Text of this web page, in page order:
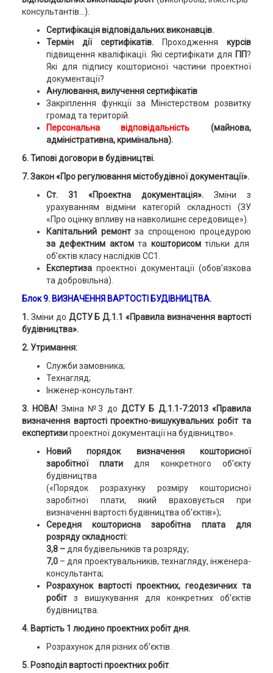
консультантів...).
Сертифікація відповідальних виконавців.
Термін дії сертифікатів.Проходженнякурсів
підвищення кваліфікації. Які сертифікати для ГІП?
Які для підпису кошторисної частини проектної
документації?
Анулювання, вилучення сертифікатів
Закріплення функції за Міністерством розвитку
громад та територій.
Персональна відповідальність (майнова,
адміністративна, кримінальна).
6.Типові договори в будівництві.
7. Закон «Про регулювання містобудівної документації».
Ст. 31 «Проектна документація». Зміни з
урахуванням відміни категорій складності (ЗУ
«Про оцінку впливу на навколишнє середовище»).
Капітальний ремонтза спрощеною процедурою
за дефектним актомта кошторисомтільки для
об’єктів класу наслідків СС1.
Експертиза проектної документації (обов’язкова
та добровільна).
Блок 9. ВИЗНАЧЕННЯ ВАРТОСТІ БУДІВНИЦТВА.
1. Зміни до ДСТУ Б Д.1.1 «Правила визначення вартості
будівництва».
2. Утримання:
Служби замовника;
Технагляд;
Інженер-консультант.
3. НОВА! Зміна №3 доДСТУ Б Д.1.1-7:2013 «Правила
визначення вартості проектно-вишукувальних робіт та
експертизипроектної документації на будівництво».
Новий порядок визначення кошторисної
заробітної плати для конкретного об’єкту
будівництва
(«Порядок розрахунку розміру кошторисної
заробітної плати, який враховується при
визначенні вартості будівництва об’єктів»);
Середня кошторисна заробітна плата для
розряду складності:
3,8 –для будівельників та розряду;
7,0– для проектувальників, технагляду, інженера-
консультанта;
Розрахунок вартості проектних, геодезичних та
робіт з вишукування для конкретних об’єктів
будівництва.
4. Вартість 1 людино проектних робітдня.
Розрахунок для різних об’єктів.
5. Розподіл вартості проектних робіт.